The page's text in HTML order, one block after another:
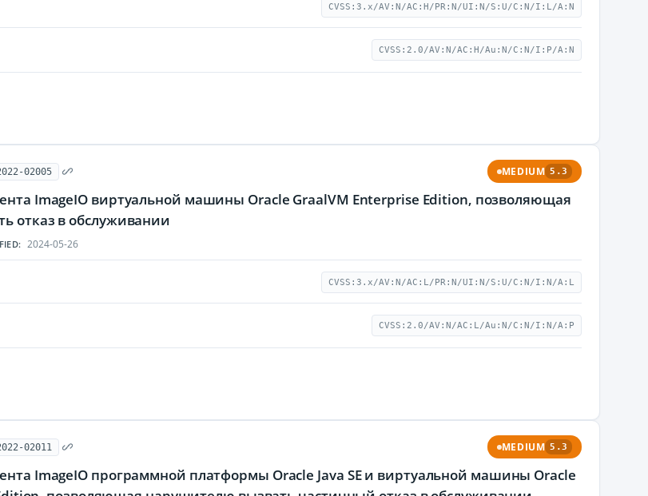
CVSS:3.x/AV:N/AC:H/PR:N/UI:N/S:U/C:N/I:L/A:N
CVSS:2.0/AV:N/AC:H/Au:N/C:N/I:P/A:N
02005 MEDIUM 5.3
ImageIO виртуальной машины Oracle GraalVM Enterprise Edition, позволяющая
отказ в обслуживании
2024-05-26
CVSS:3.x/AV:N/AC:L/PR:N/UI:N/S:U/C:N/I:N/A:L
CVSS:2.0/AV:N/AC:L/Au:N/C:N/I:N/A:P
02011 MEDIUM 5.3
ImageIO программной платформы Oracle Java SE и виртуальной машины Oracle